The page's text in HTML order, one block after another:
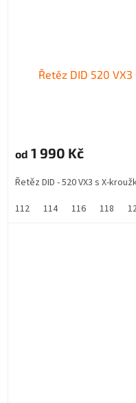
Řetěz DID 520
od 1 990 Kč
Řetěz DID - 520 VX3 s X-
112
114 116 118